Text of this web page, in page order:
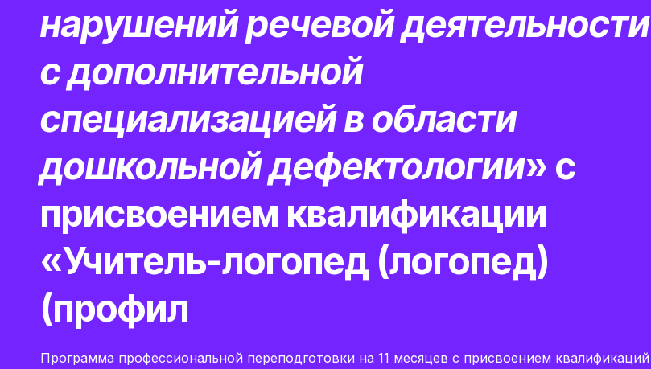
нарушений речевой деятельности
с дополнительной
специализацией в области
дошкольной дефектологии» с
присвоением квалификации
«Учитель-логопед (логопед)
(профил
Программа профессиональной переподготовки на 11 месяцев с присвоением квалификаций